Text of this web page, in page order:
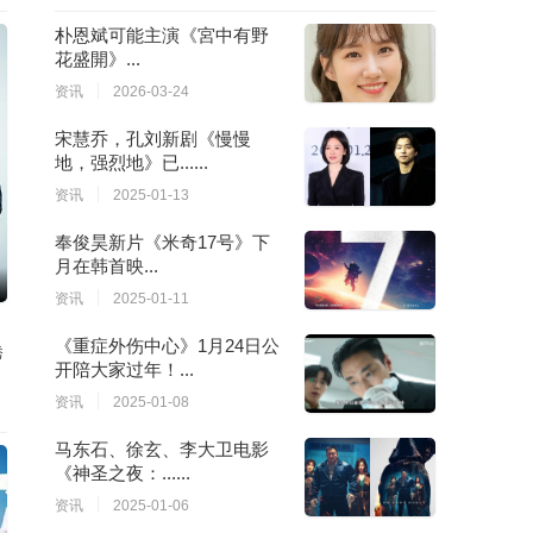
朴恩斌可能主演《宮中有野
花盛開》...
资讯 2026-03-24
宋慧乔，孔刘新剧《慢慢
地，强烈地》已......
资讯 2025-01-13
奉俊昊新片《米奇17号》下
月在韩首映...
资讯 2025-01-11
《重症外伤中心》1月24日公
开陪大家过年！...
资讯 2025-01-08
马东石、徐玄、李大卫电影
《神圣之夜：......
资讯 2025-01-06